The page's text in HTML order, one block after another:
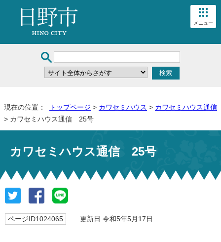
メニュー
現在の位置： トップページ > カワセミハウス > カワセミハウス通信
> カワセミハウス通信 25号
カワセミハウス通信 25号
ページID1024065 更新日 令和5年5月17日